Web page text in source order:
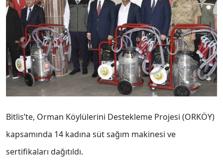
Bitlis’te, Orman Köylülerini Destekleme Projesi (ORKÖY)
kapsamında 14 kadına süt sağım makinesi ve
sertifikaları dağıtıldı.